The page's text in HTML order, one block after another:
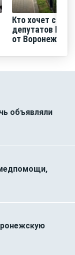
Кто хочет
депутатов
от Воронежск...
объявляли